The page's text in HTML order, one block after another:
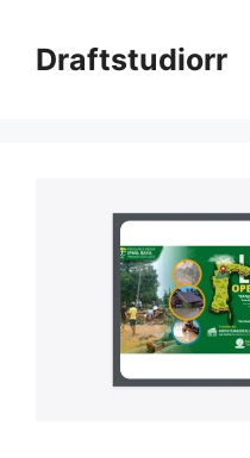
contentDraftstudiorr